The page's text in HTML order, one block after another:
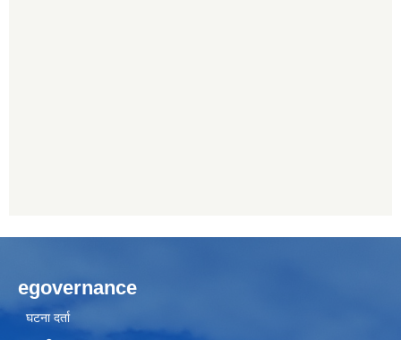
egovernance
घटना दर्ता